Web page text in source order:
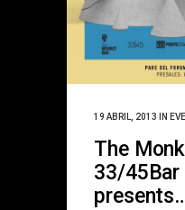
19 ABRIL, 2013 IN
The
33/45Bar